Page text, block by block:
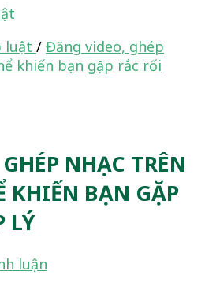
luật / Đăng video, ghép
khiến bạn gặp rắc rối
NHẠC TRÊN
KHIẾN BẠN GẶP
LÝ
luận